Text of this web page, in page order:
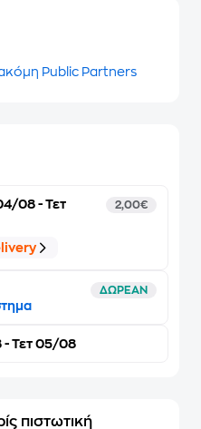
Public Partners
08 - Τετ
2,00€
ΔΩΡΕΑΝ
- Τετ 05/08
πιστωτική